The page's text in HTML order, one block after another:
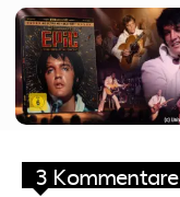
3 Kommentare